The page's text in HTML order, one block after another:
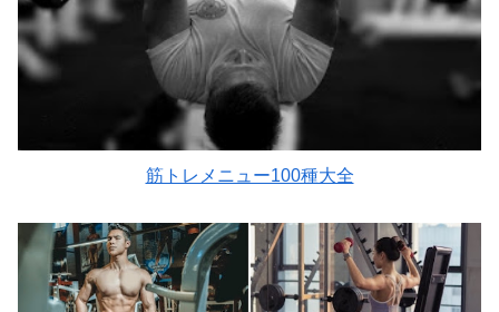
筋トレメニュー100種大全